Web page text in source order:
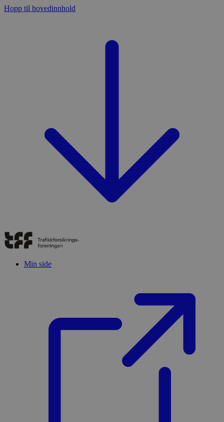
Hopp til hovedinnhold
Min side